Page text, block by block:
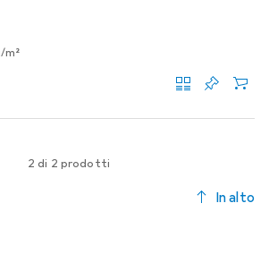
m²
2 di 2 prodotti
In alto